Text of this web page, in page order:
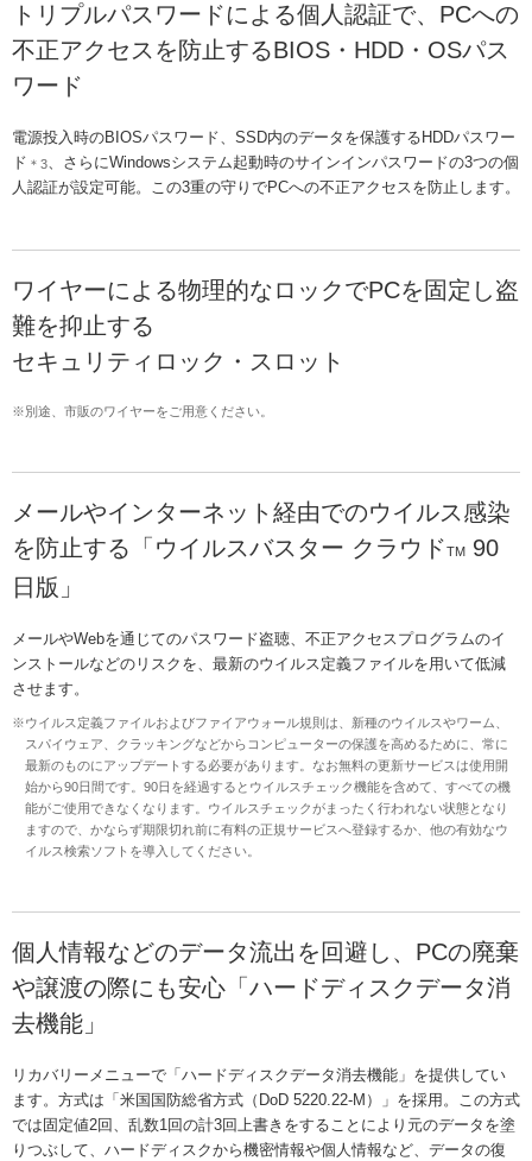
トリプルパスワードによる個人認証で、PCへの
不正アクセスを防止するBIOS・HDD・OSパス
ワード
電源投入時のBIOSパスワード、SSD内のデータを保護するHDDパスワー
ド ＊3、さらにWindowsシステム起動時のサインインパスワードの3つの個
人認証が設定可能。この3重の守りでPCへの不正アクセスを防止します。
ワイヤーによる物理的なロックでPCを固定し盗
難を抑止する
セキュリティロック・スロット
※別途、市販のワイヤーをご用意ください。
メールやインターネット経由でのウイルス感染
を防止する「ウイルスバスター クラウドTM
90
日版」
メールやWebを通じてのパスワード盗聴、不正アクセスプログラムのイ
ンストールなどのリスクを、最新のウイルス定義ファイルを用いて低減
させます。
※ウイルス定義ファイルおよびファイアウォール規則は、新種のウイルスやワーム、
スパイウェア、クラッキングなどからコンピューターの保護を高めるために、常に
最新のものにアップデートする必要があります。なお無料の更新サービスは使用開
始から90日間です。90日を経過するとウイルスチェック機能を含めて、すべての機
能がご使用できなくなります。ウイルスチェックがまったく行われない状態となり
ますので、かならず期限切れ前に有料の正規サービスへ登録するか、他の有効なウ
イルス検索ソフトを導入してください。
個人情報などのデータ流出を回避し、PCの廃棄
や譲渡の際にも安心「ハードディスクデータ消
去機能」
リカバリーメニューで「ハードディスクデータ消去機能」を提供してい
ます。方式は「米国国防総省方式（DoD 5220.22-M）」を採用。この方式
では固定値2回、乱数1回の計3回上書きをすることにより元のデータを塗
りつぶして、ハードディスクから機密情報や個人情報など、データの復